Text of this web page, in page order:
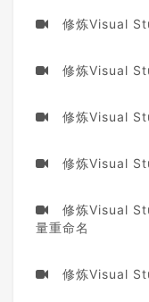
修炼Visual
修炼Visual
修炼Visual
修炼Visual
修炼Visual
量重命名
修炼Visual